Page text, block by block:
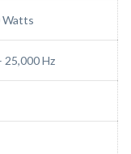
Watts
25,000 Hz